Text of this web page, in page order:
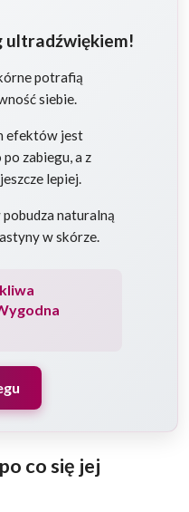
ultradźwiękiem!
potrafią
siebie.
efektów jest
zabiegu, a z
lepiej.
naturalną
w skórze.
co się jej